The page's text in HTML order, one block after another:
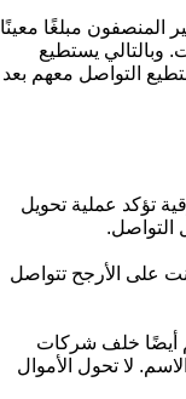
المنصفون مبلغًا معينًا
يستطيع
التواصل معهم بعد
تؤكد عملية تحويل
التواصل.
على الأرجح تتواصل
أيضًا خلف شركات
لا تحول الأموال